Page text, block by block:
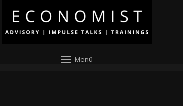
Menü